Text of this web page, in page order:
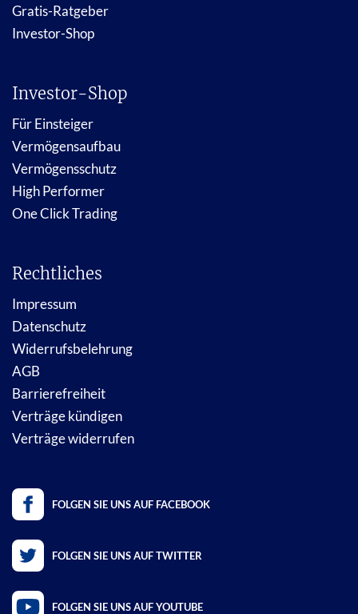
Gratis-Ratgeber
Investor-Shop
Investor-Shop
Für Einsteiger
Vermögensaufbau
Vermögensschutz
High Performer
One Click Trading
Rechtliches
Impressum
Datenschutz
Widerrufsbelehrung
AGB
Barrierefreiheit
Verträge kündigen
Verträge widerrufen
FOLGEN SIE UNS AUF FACEBOOK
FOLGEN SIE UNS AUF TWITTER
FOLGEN SIE UNS AUF YOUTUBE